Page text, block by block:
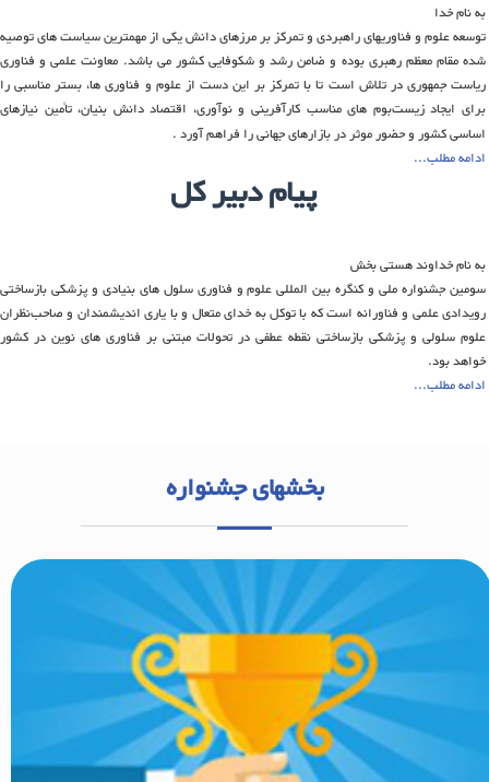
به نام خدا
توسعه علوم و فناوریهای راهبردی و تمرکز بر مرزهای دانش یکی از مهمترین سیاست های توصیه
شده مقام معظم رهبری بوده و ضامن رشد و شکوفایی کشور می باشد. معاونت علمی و فناوری
ریاست جمهوری در تلاش است تا با تمرکز بر این دست از علوم و فناوری ها، بستر مناسبی را
برای ایجاد زیست‌بوم های مناسب کارآفرینی و نوآوری، اقتصاد دانش بنیان، تأمین نیازهای
اساسی کشور و حضور موثر در بازارهای جهانی را فراهم آورد .
ادامه مطلب...
پيام دبير کل
به نام خداوند هستی‌ بخش
سومین جشنواره ملی و کنگره بین المللی علوم و فناوری سلول های بنیادی و پزشکی بازساختی
رویدادی علمی و فناورانه است که با توکل به خدای متعال و با یاری اندیشمندان و صاحب‌نظران
علوم سلولی و پزشکی بازساختی نقطه عطفی در تحولات مبتنی بر فناوری های نوین در کشور
خواهد بود.
ادامه مطلب...
بخشهای جشنواره